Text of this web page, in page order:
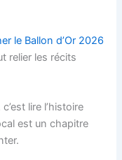
le Ballon d’Or 2026
relier les récits
lire l’histoire
est un chapitre